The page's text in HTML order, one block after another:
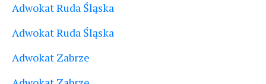
Adwokat Ruda Śląska
Adwokat Ruda Śląska
Adwokat Zabrze